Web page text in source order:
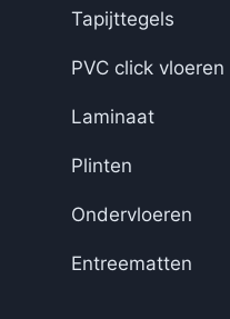
Tapijttegels
PVC click vloeren
Laminaat
Plinten
Ondervloeren
Entreematten